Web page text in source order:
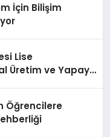
İçin Bilişim
Lise
Üretim ve Yapay
Öğrencilere